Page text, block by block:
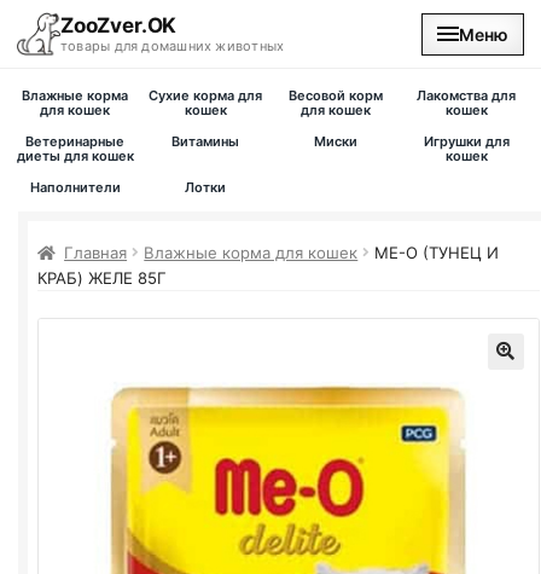
ZooZver.OK
товары для домашних животных
Меню
На главную
Влажные корма
для кошек
Сухие корма для
кошек
Весовой корм
для кошек
Лакомства для
кошек
Ветеринарные
диеты для кошек
Витамины Миски
Игрушки для
кошек
Наполнители
Лотки
Главная Влажные корма для кошек
ME-O (ТУНЕЦ И
КРАБ) ЖЕЛЕ 85Г